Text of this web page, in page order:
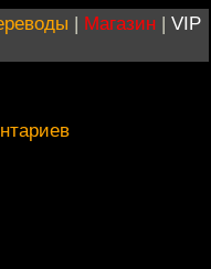
| Магазин | VIP